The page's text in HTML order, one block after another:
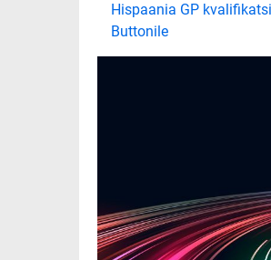
Hispaania GP
Buttonile